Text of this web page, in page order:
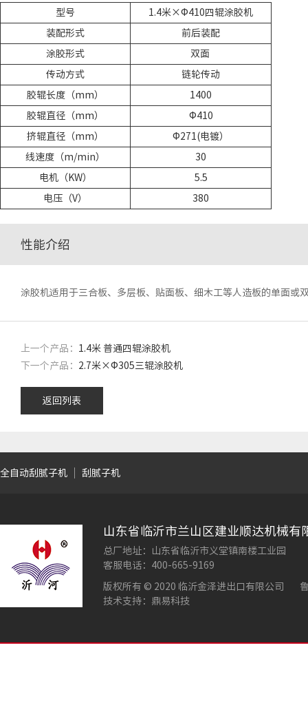
型号 1.4米×Φ410四辊涂胶机
装配形式 前后装配
涂胶形式 双面
传动方式 链轮传动
胶辊长度（mm） 1400
胶辊直径（mm） Φ410
挤辊直径（mm） Φ271(电镀）
线速度（m/min） 30
电机（KW） 5.5
电压（V） 380
性能介绍
涂胶机适用于三合板、多层板、贴面板、细木工等人造板的单面或
上一个产品： 1.4米 普通四辊涂胶机
下一个产品： 2.7米×Φ305三辊涂胶机
返回列表
全自动刮腻子机 刮腻子机
山东省临沂市兰山区建业顺达机械有
总厂地址：山东省临沂市义堂镇南楼工业园
客服电话：400-665-9169
版权所有 © 2020 临沂金泽进出口有限公司
技术支持：鼎易科技